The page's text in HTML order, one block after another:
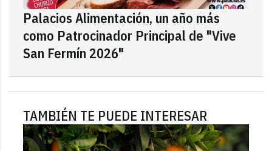
Palacios Alimentación, un año más
como Patrocinador Principal de "Vive
San Fermín 2026"
TAMBIÉN TE PUEDE INTERESAR